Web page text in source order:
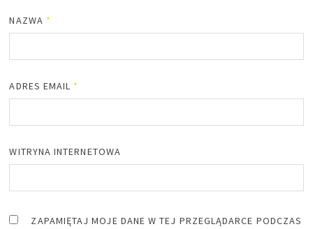
NAZWA *
ADRES EMAIL *
WITRYNA INTERNETOWA
ZAPAMIĘTAJ MOJE DANE W TEJ PRZEGLĄDARCE PODCZAS